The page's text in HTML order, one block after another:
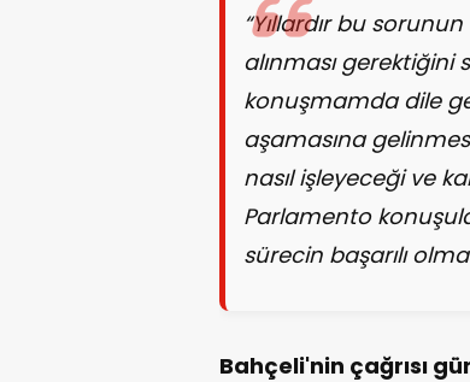
“Yıllardır bu
alınması
konuşmamda dile
aşamasına
nasıl işleyeceği ve
Parlamento
sürecin başarılı
Bahçeli'nin çağrısı